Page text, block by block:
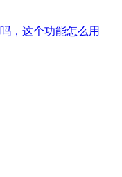
，这个功能怎么用